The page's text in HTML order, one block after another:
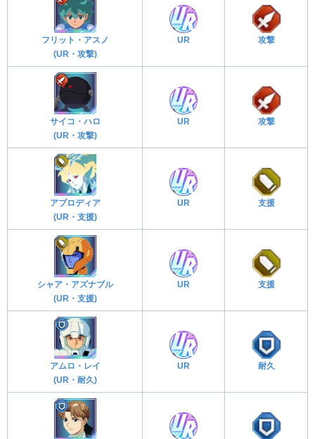
フリット・アスノ
(UR・攻撃)
UR 攻撃
サイコ・ハロ
(UR・攻撃)
UR 攻撃
アプロディア
(UR・支援)
UR 支援
シャア・アズナブル
(UR・支援)
UR 支援
アムロ・レイ
(UR・耐久)
UR 耐久